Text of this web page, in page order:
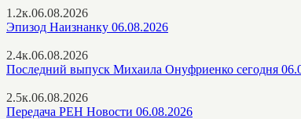
1.2к.06.08.2026
Эпизод Наизнанку 06.08.2026
2.4к.06.08.2026
Последний выпуск Михаила Онуфриенко сегодня
2.5к.06.08.2026
Передача РЕН Новости 06.08.2026